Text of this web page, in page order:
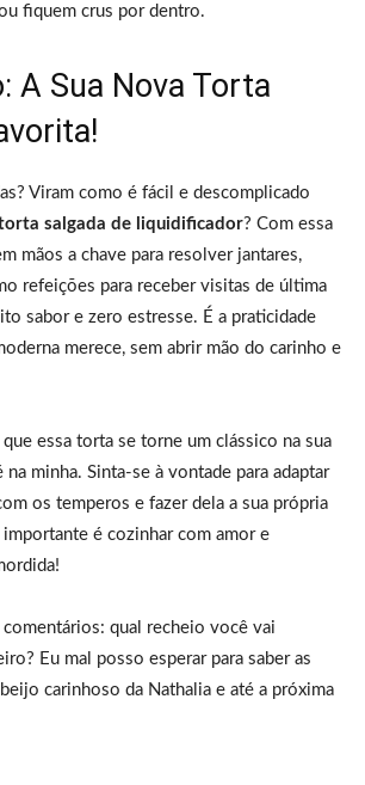
fiquem crus por dentro.
A Sua Nova Torta
Viram como é fácil e descomplicado
salgada de liquidificador? Com essa
mãos a chave para resolver jantares,
refeições para receber visitas de última
sabor e zero estresse. É a praticidade
merece, sem abrir mão do carinho e
essa torta se torne um clássico na sua
na minha. Sinta-se à vontade para adaptar
os temperos e fazer dela a sua própria
é cozinhar com amor e
qual recheio você vai
Eu mal posso esperar para saber as
carinhoso da Nathalia e até a próxima